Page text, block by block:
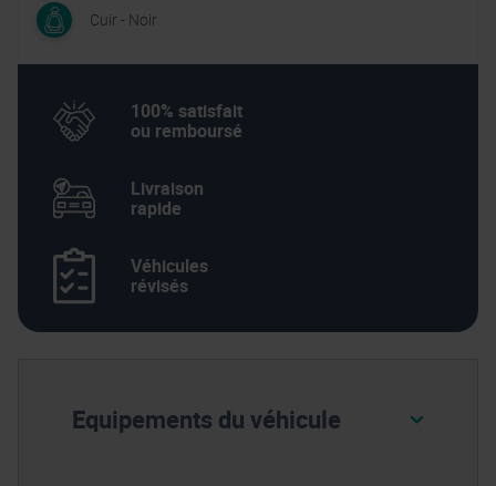
Cuir - Noir
100% satisfait
ou remboursé
Livraison
rapide
Véhicules
révisés
Equipements du véhicule